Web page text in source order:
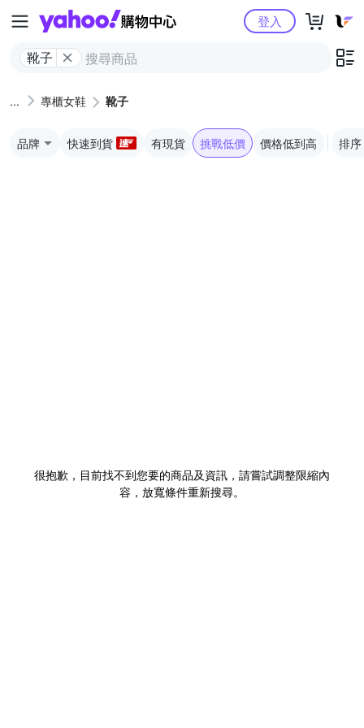
Yahoo購物中心
靴子
登入
專櫃女鞋 靴子
品牌 快速到貨 有現貨 挑戰低價 價格低到高 排序
很抱歉，目前找不到您要的商品及資訊，請嘗試調整限縮內
容，放寬條件重新搜尋。